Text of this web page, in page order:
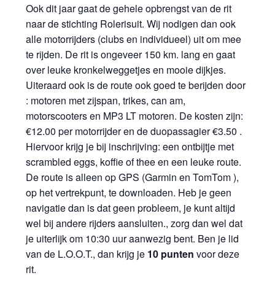
Ook dit jaar gaat de gehele opbrengst van de rit
naar de stichting Rolerisuit. Wij nodigen dan ook
alle motorrijders (clubs en individueel) uit om mee
te rijden. De rit is ongeveer 150 km. lang en gaat
over leuke kronkelweggetjes en mooie dijkjes.
Uiteraard ook is de route ook goed te berijden door
: motoren met zijspan, trikes, can am,
motorscooters en MP3 LT motoren. De kosten zijn:
€12.00 per motorrijder en de duopassagier €3.50 .
Hiervoor krijg je bij inschrijving: een ontbijtje met
scrambled eggs, koffie of thee en een leuke route.
De route is alleen op GPS (Garmin en TomTom ),
op het vertrekpunt, te downloaden. Heb je geen
navigatie dan is dat geen probleem, je kunt altijd
wel bij andere rijders aansluiten., zorg dan wel dat
je uiterlijk om 10:30 uur aanwezig bent. Ben je lid
van de L.O.O.T., dan krijg je 10 punten voor deze
rit.